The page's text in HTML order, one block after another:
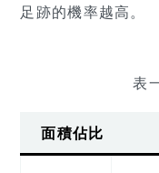
足跡的機率越高。
表
面積佔比